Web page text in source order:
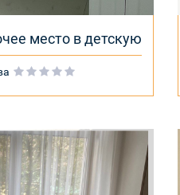
место в детскую